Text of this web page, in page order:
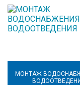
МОНТАЖ